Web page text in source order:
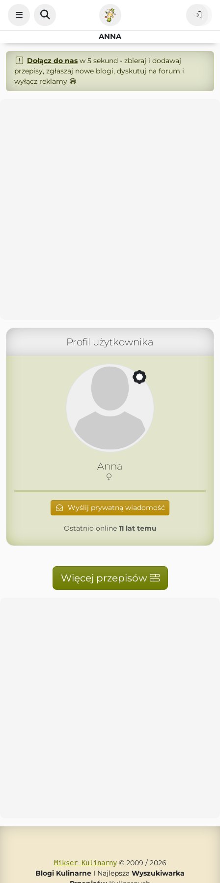
ANNA
Dołącz do nasw 5 sekund - zbieraj i dodawaj
przepisy, zgłaszaj nowe blogi, dyskutuj na forum i
wyłącz reklamy 😄
Profil użytkownika
Anna
Wyślij prywatną wiadomość
Ostatnio online 11 lat temu
Więcej przepisów
Mikser Kulinarny© 2009 / 2026
Blogi Kulinarne I Najlepsza Wyszukiwarka